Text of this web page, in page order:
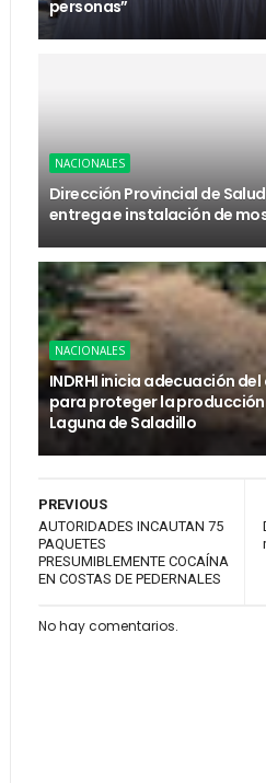
personas”
NACIONALES
Dirección Provincial de
entrega e instalación de
NACIONALES
INDRHI inicia adecuación
para proteger la
Laguna de Saladillo
PREVIOUS
AUTORIDADES INCAUTAN 75
PAQUETES
PRESUMIBLEMENTE COCAÍNA
EN COSTAS DE PEDERNALES
No hay comentarios.